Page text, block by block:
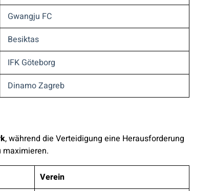
Gwangju FC
Besiktas
IFK Göteborg
Dinamo Zagreb
, während die Verteidigung eine Herausforderung
maximieren.
Verein